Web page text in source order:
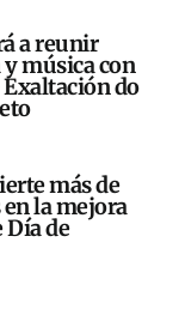
a reunir
música con
do
más de
la mejora
Día de